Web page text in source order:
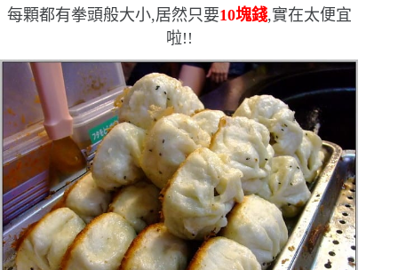
每顆都有拳頭般大小,居然只要10塊錢,實在太便宜
啦!!